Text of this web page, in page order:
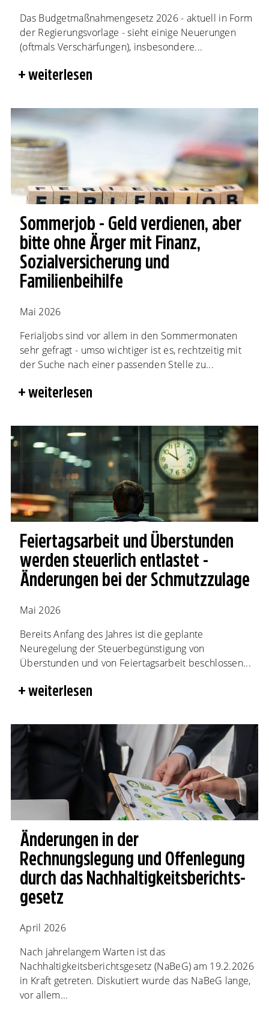
Das Budgetmaßnahmengesetz 2026 - aktuell in Form
der Regierungsvorlage - sieht einige Neuerungen
(oftmals Verschärfungen), insbesondere...
weiterlesen
Sommerjob - Geld verdienen, aber
bitte ohne Ärger mit Finanz,
Sozialversicherung und
Familienbeihilfe
Mai 2026
Ferialjobs sind vor allem in den Sommermonaten
sehr gefragt - umso wichtiger ist es, rechtzeitig mit
der Suche nach einer passenden Stelle zu...
weiterlesen
Feiertagsarbeit und Überstunden
werden steuerlich entlastet -
Änderungen bei der Schmutzzulage
Mai 2026
Bereits Anfang des Jahres ist die geplante
Neuregelung der Steuerbegünstigung von
Überstunden und von Feiertagsarbeit beschlossen...
weiterlesen
Änderungen in der
Rechnungslegung und Offenlegung
durch das Nachhaltigkeits­berichts­
gesetz
April 2026
Nach jahrelangem Warten ist das
Nachhaltigkeitsberichtsgesetz (NaBeG) am 19.2.2026
in Kraft getreten. Diskutiert wurde das NaBeG lange,
vor allem...